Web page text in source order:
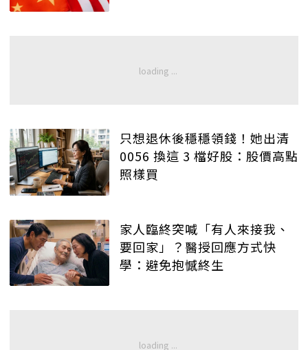
只想退休後穩穩領錢！她出清
0056 換這 3 檔好股：股價高點
照樣買
家人臨終突喊「有人來接我、
要回家」？醫授回應方式快
學：避免抱憾終生